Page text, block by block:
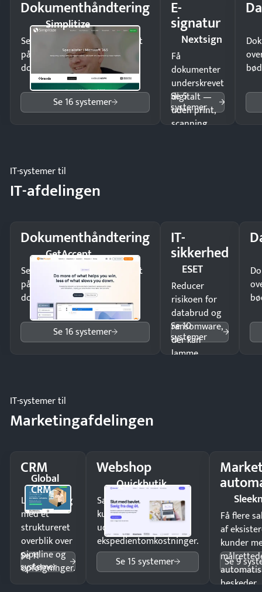
Dokumenthåndtering
Simplitize
Send kontrakter til underskrift
på minutter og mist ingen
dokumenter.
Se 16 systemer
E-
signatur
Nextsign
Få
dokumenter
underskrevet
digitalt —
uden print,
scanning
Se 5
systemer
IT-systemer til
IT-afdelingen
Dokumenthåndtering
GetAccept
Send kontrakter til underskrift
på minutter og mist ingen
dokumenter.
Se 16 systemer
IT-
sikkerhed
ESET
Reducer
risikoen for
databrud og
ransomware,
der kan
lamme
Se 10
systemer
IT-systemer til
Marketingafdelingen
CRM
Global
CRM
Luk flere salg
med et
struktureret
overblik over
pipeline og
opfølgninger.
Se 11
systemer
Webshop
Quickbutik
Sælg produkter 24/7 til
kunder i hele landet
uden
ekspedientomkostninger.
Se 15 systemer
Få flere
af
kunder
beskeder.
Se 9